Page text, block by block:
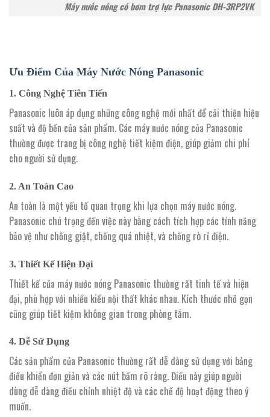
Máy nước nóng có bơm trợ lực Panasonic DH-3RP2VK
Ưu Điểm Của Máy Nước Nóng Panasonic
1. Công Nghệ Tiên Tiến
Panasonic luôn áp dụng những công nghệ mới nhất để cải thiện hiệu
suất và độ bền của sản phẩm. Các máy nước nóng của Panasonic
thường được trang bị công nghệ tiết kiệm điện, giúp giảm chi phí
cho người sử dụng.
2. An Toàn Cao
An toàn là một yếu tố quan trọng khi lựa chọn máy nước nóng.
Panasonic chú trọng đến việc này bằng cách tích hợp các tính năng
bảo vệ như chống giật, chống quá nhiệt, và chống rò rỉ điện.
3. Thiết Kế Hiện Đại
Thiết kế của máy nước nóng Panasonic thường rất tinh tế và hiện
đại, phù hợp với nhiều kiểu nội thất khác nhau. Kích thước nhỏ gọn
cũng giúp tiết kiệm không gian trong phòng tắm.
4. Dễ Sử Dụng
Các sản phẩm của Panasonic thường rất dễ dàng sử dụng với bảng
điều khiển đơn giản và các nút bấm rõ ràng. Điều này giúp người
dùng dễ dàng điều chỉnh nhiệt độ và các chế độ hoạt động theo ý
muốn.